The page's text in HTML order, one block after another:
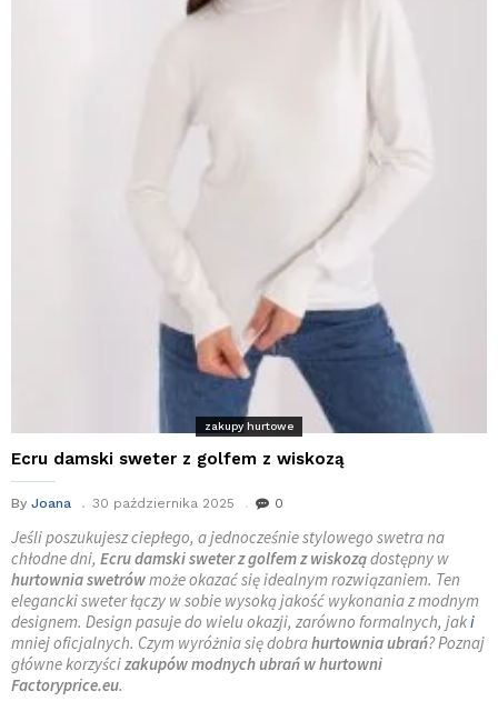
zakupy hurtowe
Ecru damski sweter z golfem z wiskozą
By Joana 30 października 2025 0
Jeśli poszukujesz ciepłego, a jednocześnie stylowego swetra na
chłodne dni, Ecru damski sweter z golfem z wiskoządostępny w
hurtownia swetrówmoże okazać się idealnym rozwiązaniem. Ten
elegancki sweter łączy w sobie wysoką jakość wykonania z modnym
designem. Design pasuje do wielu okazji, zarówno formalnych, jaki
mniej oficjalnych. Czym wyróżnia się dobrahurtownia ubrań? Poznaj
główne korzyścizakupów modnych ubrań w hurtowni
Factoryprice.eu.